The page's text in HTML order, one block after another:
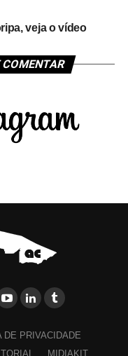
veja o vídeo
COMENTAR
DE PRIVACIDADE
MIDIAKIT